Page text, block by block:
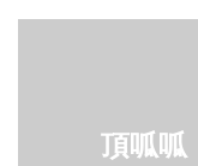
頂呱呱